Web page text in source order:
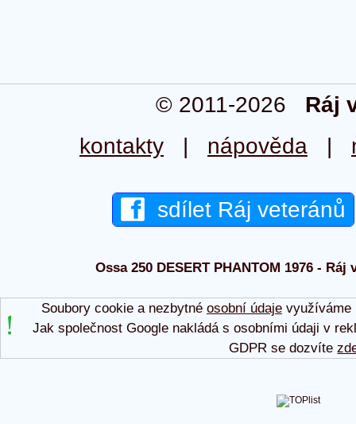
© 2011-2026 Ráj
kontakty | nápověda |
sdílet Ráj veteránů
Ossa 250 DESERT PHANTOM 1976 -
Soubory cookie a nezbytné osobní údajevyužíváme
Jak společnost Google nakládá s osobními údaji v
GDPR se dozvíte